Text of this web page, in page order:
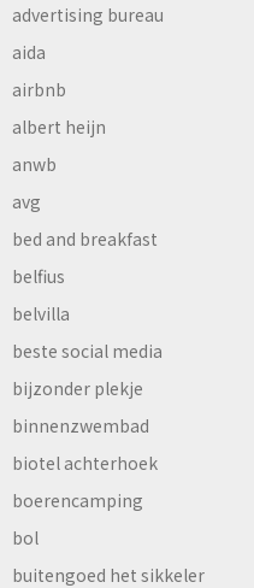
advertising bureau
aida
airbnb
albert heijn
anwb
avg
bed and breakfast
belfius
belvilla
beste social media
bijzonder plekje
binnenzwembad
biotel achterhoek
boerencamping
bol
buitengoed het sikkeler